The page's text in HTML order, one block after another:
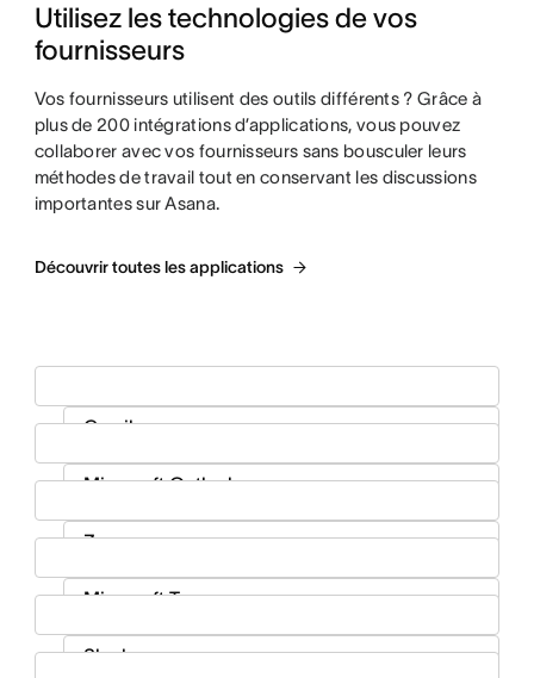
Utilisez les technologies de vos
fournisseurs
Vos fournisseurs utilisent des outils différents ? Grâce à
plus de 200 intégrations d’applications, vous pouvez
collaborer avec vos fournisseurs sans bousculer leurs
méthodes de travail tout en conservant les discussions
importantes sur Asana.
Découvrir toutes les applications